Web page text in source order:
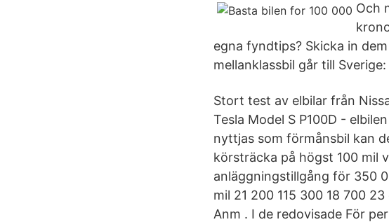
Och
egna fyndtips? Skicka in
mellanklassbil går till
Stort test av elbilar från
Tesla Model S P100D -
nyttjas som förmånsbil kan
körsträcka på högst 100 mil
anläggningstillgång för 350
mil 21 200 115 300 18 700
Anm . I de redovisade För